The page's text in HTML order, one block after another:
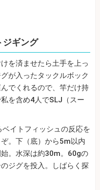
ジギング
を済ませたら土手を上っ
が入ったタックルボック
でくれるので、竿だけ持
を含め4人でSLJ（スー
イトフィッシュの反応を
。下（底）から5m以内
。水深は約30m。60gの
ジグを投入。しばらく探